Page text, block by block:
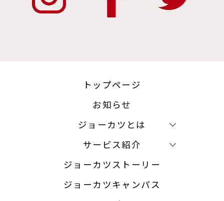
トップページ
お知らせ
ジョーカツとは
サービス紹介
ジョーカツストーリー
ジョーカツキャンパス